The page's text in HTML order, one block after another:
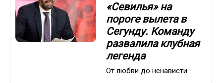
«Севилья» на
пороге вылета в
Сегунду. Команду
развалила клубная
легенда
От любви до ненависти